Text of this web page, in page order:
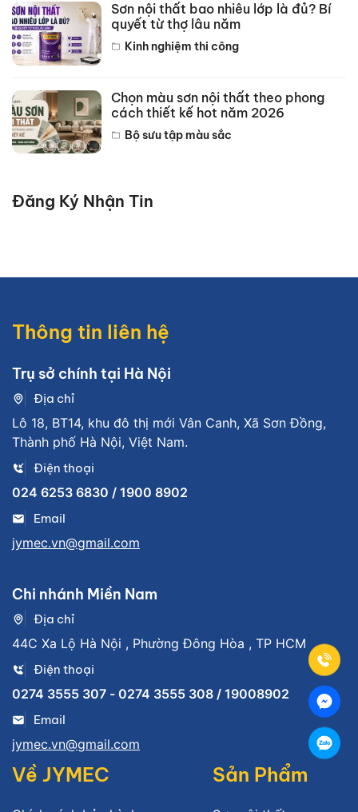
Sơn nội thất bao nhiêu lớp là đủ? Bí
quyết từ thợ lâu năm
Kinh nghiệm thi công
Chọn màu sơn nội thất theo phong
cách thiết kế hot năm 2026
Bộ sưu tập màu sắc
Đăng Ký Nhận Tin
Thông tin liên hệ
Trụ sở chính tại Hà Nội
Địa chỉ
Lô 18, BT14, khu đô thị mới Vân Canh, Xã Sơn Đồng,
Thành phố Hà Nội, Việt Nam.
Điện thoại
024 6253 6830 / 1900 8902
Email
jymec.vn@gmail.com
Chi nhánh Miền Nam
Địa chỉ
44C Xa Lộ Hà Nội , Phường Đông Hòa , TP HCM
Điện thoại
0274 3555 307 - 0274 3555 308 / 19008902
Email
jymec.vn@gmail.com
Về JYMEC Sản Phẩm